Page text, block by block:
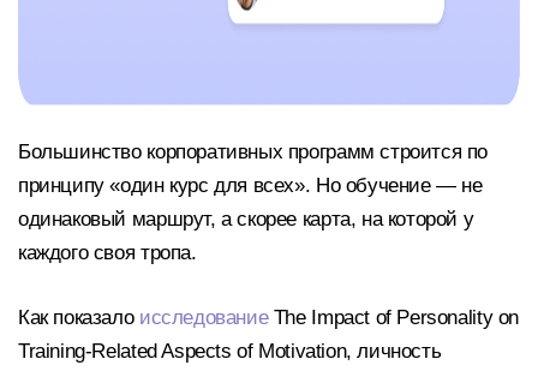
Большинство корпоративных программ строится по
принципу «один курс для всех». Но обучение — не
одинаковый маршрут, а скорее карта, на которой у
каждого своя тропа.
Как показало исследованиеThe Impact of Personality on
Training-Related Aspects of Motivation, личность